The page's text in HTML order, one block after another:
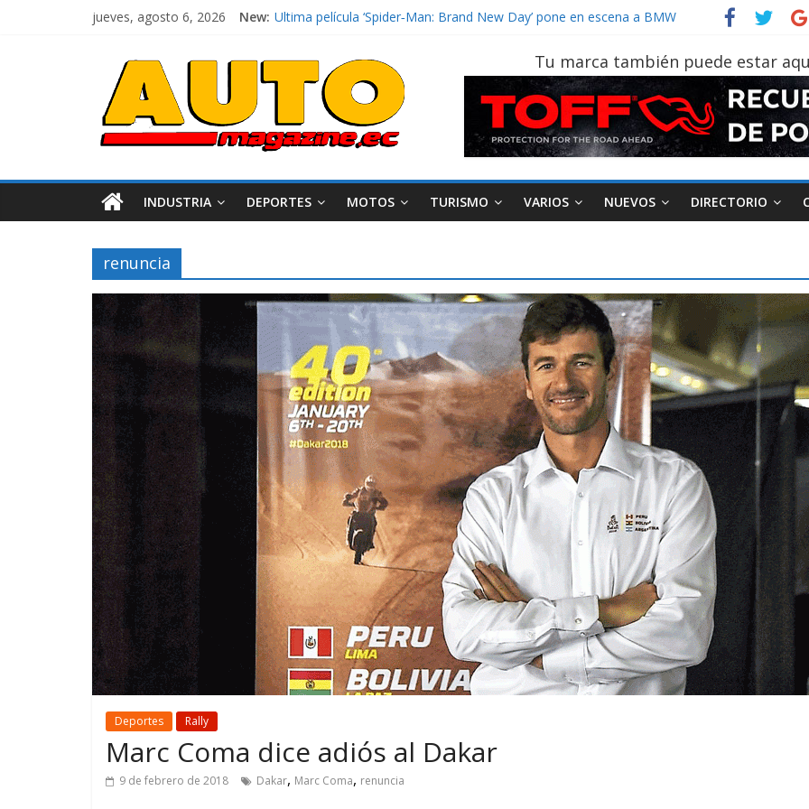
jueves, agosto 6, 2026 New: El costo de tener un vehículo gana protagonismo a la hora de decidir
¿Qué puede pasar con tu vehículo si permanece varios días sin usar?
La Vuelta al Ecuador 2026, edición 47ª, recorre 7 provincias en 8 días
La FEDAK recibe 12 Sinotruk Bolden para cubrir las rutas de La Vuelta
Tu marca también puede estar
INDUSTRIA DEPORTES MOTOS TURISMO VARIOS NUEVOS DIRECTORIO
renuncia
Deportes Rally
Marc Coma dice adiós al Dakar
9 de febrero de 2018 Dakar, Marc Coma, renuncia
Movilidad Varios
GM reafirma su
compromiso con movilidad
más segura y conectada
Movilidad Turismo Varios
¿Qué puede pasar con tu
vehículo si permanece
varios días sin usar?
AEADE Industria Motociclismo
Movilidad
Campaña busca cambiar
destino de los
en la región